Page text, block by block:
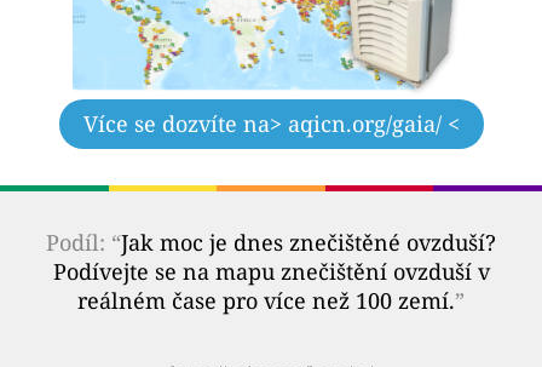
Více se dozvíte na> aqicn.org/gaia/ <
Podíl: “Jak moc je dnes znečištěné ovzduší?
Podívejte se na mapu znečištění ovzduší v
reálném čase pro více než 100 zemí.”